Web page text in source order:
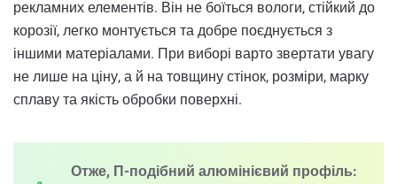
рекламних елементів. Він не боїться вологи, стійкий до
корозії, легко монтується та добре поєднується з
іншими матеріалами. При виборі варто звертати увагу
не лише на ціну, а й на товщину стінок, розміри, марку
сплаву та якість обробки поверхні.
Отже, П-подібний алюмінієвий профіль: